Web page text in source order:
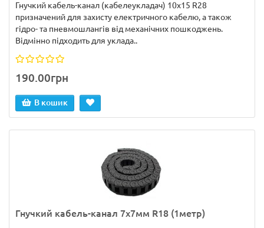
Гнучкий кабель-канал (кабелеукладач) 10x15 R28
призначений для захисту електричного кабелю, а також
гідро- та пневмошлангів від механічних пошкоджень.
Відмінно підходить для уклада..
190.00грн
В кошик
Гнучкий кабель-канал 7х7мм R18 (1метр)